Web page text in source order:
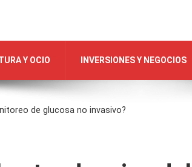
Y OCIO INVERSIONES Y NEGOCIOS
de glucosa no invasivo?